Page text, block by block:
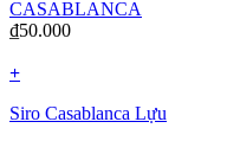
CASABLANCA
₫50.000
+
Siro Casablanca Lựu